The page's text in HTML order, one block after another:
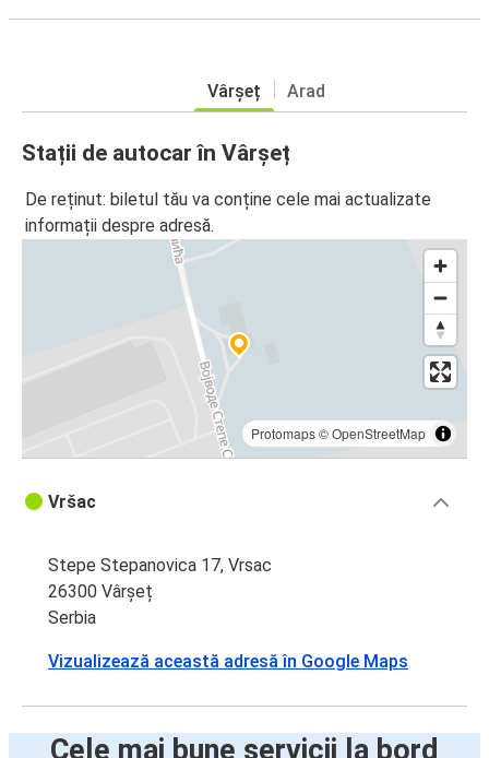
Vârșeț Arad
Stații de autocar în Vârșeț
De reținut: biletul tău va conține cele mai actualizate
informații despre adresă.
Protomaps©OpenStreetMap
Vršac
Stepe Stepanovica 17, Vrsac
26300 Vârșeț
Serbia
Vizualizează această adresă în Google Maps
Cele mai bune servicii la bord